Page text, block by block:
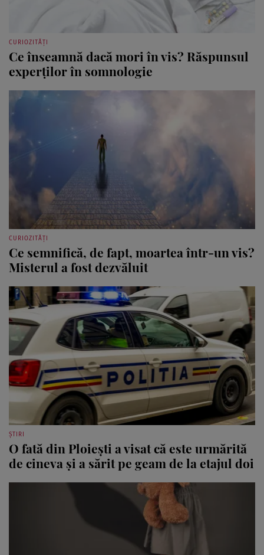
CURIOZITĂȚI
Ce înseamnă dacă mori în vis? Răspunsul
experților în somnologie
CURIOZITĂȚI
Ce semnifică, de fapt, moartea într-un vis?
Misterul a fost dezvăluit
ȘTIRI
O fată din Ploiești a visat că este urmărită
de cineva și a sărit pe geam de la etajul doi